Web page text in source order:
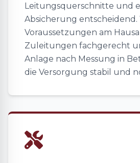
Leitungsquerschnitte und
Absicherung
Voraussetzungen am
Zuleitungen fachgerecht
Anlage nach Messung in
die Versorgung stabil und